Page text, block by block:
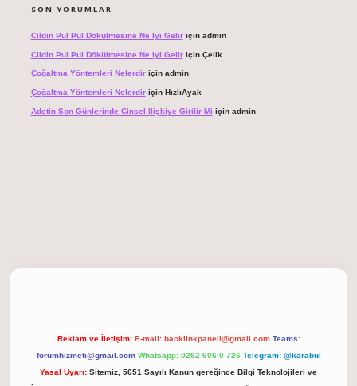
SON YORUMLAR
Cildin Pul Pul Dökülmesine Ne Iyi Geliriçin admin
Cildin Pul Pul Dökülmesine Ne Iyi Geliriçin Çelik
Çoğaltma Yöntemleri Nelerdiriçin admin
Çoğaltma Yöntemleri Nelerdiriçin HızlıAyak
Adetin Son Günlerinde Cinsel Ilişkiye Girilir Mi için admin
Reklam ve İletişim: E-mail: backlinkpaneli@gmail.com Teams:
forumhizmeti@gmail.com Whatsapp: 0262 606 0 726 Telegram: @karabul
Yasal Uyarı: Sitemiz, 5651 Sayılı Kanun gereğince Bilgi Teknolojileri ve